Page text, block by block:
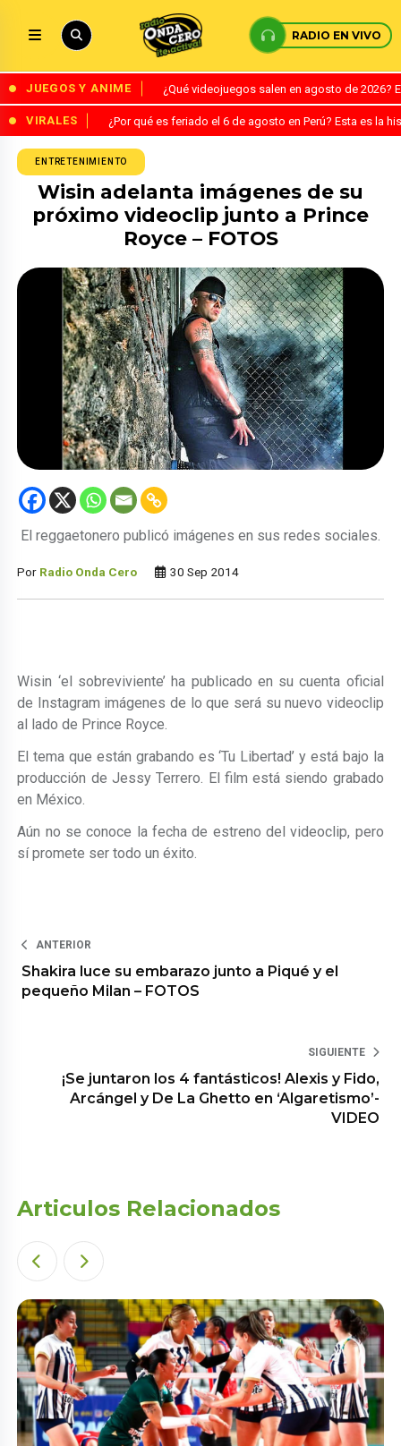
RADIO EN VIVO
JUEGOS Y ANIME ¿Qué videojuegos salen en agosto de
VIRALES ¿Por qué es feriado el 6 de agosto en Perú? Esta es la
ENTRETENIMIENTO
Wisin adelanta imágenes de su
próximo videoclip junto a Prince
Royce – FOTOS
El reggaetonero publicó imágenes en sus redes sociales.
Por Radio Onda Cero 30 Sep 2014
Wisin ‘el sobreviviente’ ha publicado en su cuenta oficial
de Instagram imágenes de lo que será su nuevo videoclip
al lado de Prince Royce.
El tema que están grabando es ‘Tu Libertad’ y está bajo la
producción de Jessy Terrero. El film está siendo grabado
en México.
Aún no se conoce la fecha de estreno del videoclip, pero
sí promete ser todo un éxito.
ANTERIOR
Shakira luce su embarazo junto a Piqué y el
pequeño Milan – FOTOS
SIGUIENTE
¡Se juntaron los 4 fantásticos! Alexis y Fido,
Arcángel y De La Ghetto en ‘Algaretismo’-
VIDEO
Articulos Relacionados